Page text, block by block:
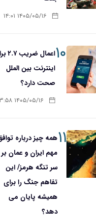
۱۴۰۵/۰۵/۱۶ ۱۴:۰۱
۱۰
اعمال
اینترنت بین الملل
صحت دارد؟
۱۴۰۵/۰۵/۱۶ ۱۳:۵۸
۱۱همه چیز درباره
مهم ایران و عمان بر
سر تنگه هرمز/ این
تفاهم جنگ را برای
همیشه پایان می
دهد؟